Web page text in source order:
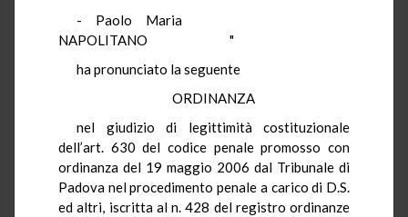
- Paolo Maria
NAPOLITANO "
ha pronunciato la seguente
ORDINANZA
nel giudizio di legittimità costituzionale
dell’art. 630 del codice penale promosso con
ordinanza del 19 maggio 2006 dal Tribunale di
Padova nel procedimento penale a carico di D.S.
ed altri, iscritta al n. 428 del registro ordinanze